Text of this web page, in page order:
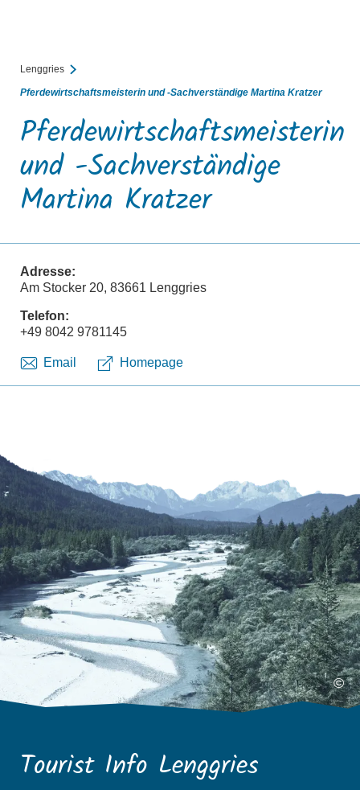
Lenggries
Pferdewirtschaftsmeisterin und -Sachverständige Martina Kratzer
Pferdewirtschaftsmeisterin
und -Sachverständige
Martina Kratzer
Adresse:
Am Stocker 20, 83661 Lenggries
Telefon:
+49 8042 9781145
Email Homepage
©
Tourist Info Lenggries